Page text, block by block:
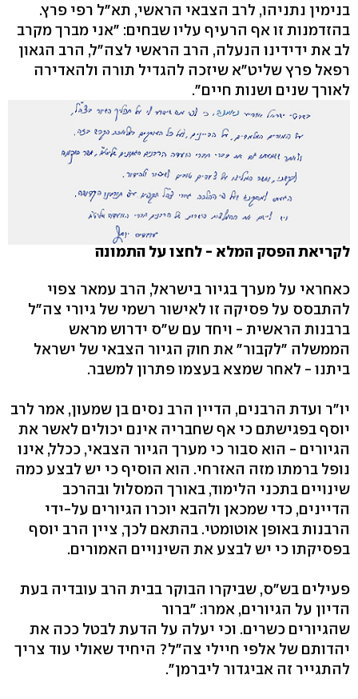
בנימין נתניהו, לרב הצבאי הראשי, תא"ל רפי פרץ.
בהזדמנות זו אף הרעיף עליו שבחים: "אני מברך מקרב
לב את ידידינו הנעלה, הרב הראשי לצה"ל, הרב הגאון
רפאל פרץ שליט"א שיזכה להגדיל תורה ולהאדירה
לאורך שנים ושנות חיים".
לקריאת הפסק המלא - לחצו על התמונה
כאחראי על מערך בגיור בישראל, הרב עמאר צפוי
להתבסס על פסיקה זו לאישור רשמי של גיורי צה"ל
ברבנות הראשית - ויחד עם ש"ס ידרוש מראש
הממשלה "לקבור" את חוק הגיור הצבאי של ישראל
ביתנו - לאחר שמצא בעצמו פתרון למשבר.
יו"ר ועדת הרבנים, הדיין הרב נסים בן שמעון, אמר לרב
יוסף בפגישתם כי אף שחבריה אינם יכולים לאשר את
הגיורים - הוא סבור כי מערך הגיור הצבאי, ככלל, אינו
נופל ברמתו מזה האזרחי. הוא הוסיף כי יש לבצע כמה
שינויים בתכני הלימוד, באורך המסלול ובהרכב
הדיינים, כדי שמכאן ולהבא יוכרו הגיורים על-ידי
הרבנות באופן אוטומטי. בהתאם לכך, ציין הרב יוסף
בפסיקתו כי יש לבצע את השינויים האמורים.
פעילים בש"ס, שביקרו הבוקר בבית הרב עובדיה בעת
הדיון על הגיורים, אמרו: "ברור
שהגיורים כשרים. וכי יעלה על הדעת לבטל ככה את
יהדותם של אלפי חיילי צה"ל? היחיד שאולי עוד צריך
להתגייר זה אביגדור ליברמן".